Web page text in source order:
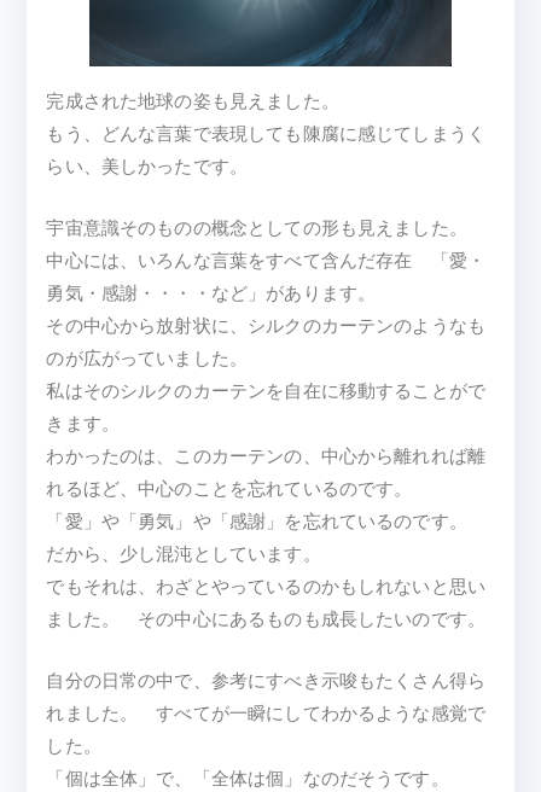
完成された地球の姿も見えました。
もう、どんな言葉で表現しても陳腐に感じてしまうく
らい、美しかったです。
宇宙意識そのものの概念としての形も見えました。
中心には、いろんな言葉をすべて含んだ存在 「愛・
勇気・感謝・・・・など」があります。
その中心から放射状に、シルクのカーテンのようなも
のが広がっていました。
私はそのシルクのカーテンを自在に移動することがで
きます。
わかったのは、このカーテンの、中心から離れれば離
れるほど、中心のことを忘れているのです。
「愛」や「勇気」や「感謝」を忘れているのです。
だから、少し混沌としています。
でもそれは、わざとやっているのかもしれないと思い
ました。 その中心にあるものも成長したいのです。
自分の日常の中で、参考にすべき示唆もたくさん得ら
れました。 すべてが一瞬にしてわかるような感覚で
した。
「個は全体」で、「全体は個」なのだそうです。